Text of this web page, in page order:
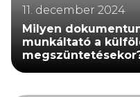
11. december 2024
Milyen
munkáltató a